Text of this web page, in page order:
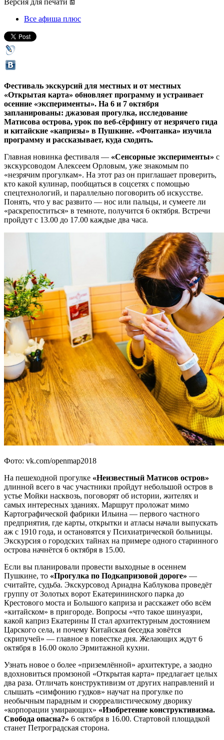
Все афиша плюс
Фестиваль экскурсий для местных и от местных
«Открытая карта» обновляет программу и устраивает
осенние «эксперименты». На 6 и 7 октября
запланированы: джазовая прогулка, исследование
Матисова острова, урок по веб-сёрфингу от незрячего гида
и китайские «капризы» в Пушкине. «Фонтанка» изучила
программу и рассказывает, куда сходить.
Главная новинка фестиваля — «Сенсорные эксперименты» с
экскурсоводом Алексеем Орловым, уже знакомым по
«незрячим прогулкам». На этот раз он приглашает проверить,
кто какой кулинар, пообщаться в соцсетях с помощью
спецтехнологий, и параллельно поговорить об искусстве.
Понять, что у вас развито — нос или пальцы, и сумеете ли
«раскрепоститься» в темноте, получится 6 октября. Встречи
пройдут с 13.00 до 17.00 каждые два часа.
Фото: vk.com/openmap2018
На пешеходной прогулке «Неизвестный Матисов остров»
длинной всего в час участники пройдут небольшой остров в
устье Мойки насквозь, поговорят об истории, жителях и
самых интересных зданиях. Маршрут проложат мимо
Картографической фабрики Ильина — первого частного
предприятия, где карты, открытки и атласы начали выпускать
аж с 1910 года, и остановятся у Психиатрической больницы.
Экскурсия о городских тайнах на примере одного старинного
острова начнётся 6 октября в 15.00.
Если вы планировали провести выходные в осеннем
Пушкине, то «Прогулка по Подкапризовой дороге» —
считайте, судьба. Экскурсовод Ариадна Каблукова проведёт
группу от Золотых ворот Екатерининского парка до
Крестового моста и Большого каприза и расскажет обо всём
«китайском» в пригороде. Вопросы «что такое шинуазри,
какой каприз Екатерины II стал архитектурным достоянием
Царского села, и почему Китайская беседка зовётся
скрипучей» — главное в повестке дня. Желающих ждут 6
октября в 16.00 около Эрмитажной кухни.
Узнать новое о более «приземлённой» архитектуре, а заодно
вдохновиться промзоной «Открытая карта» предлагает целых
два раза. Отличать конструктивизм от других направлений и
слышать «симфонию гудков» научат на прогулке по
необычным парадным и сюрреалистическому дворику
«корпорации умирающих» «Изобретение конструктивизма.
Свобода опасна?» 6 октября в 16.00. Стартовой площадкой
станет Петроградская сторона.